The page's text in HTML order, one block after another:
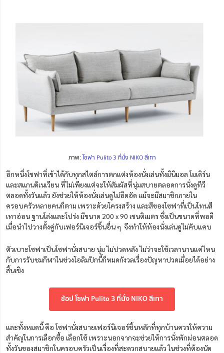
ภาพ:โซฟา Pulito 3 ที่นั่ง NIKO สีเทา
อีกหนึ่งโซฟาที่เข้าได้กับทุกสไตล์การตกแต่งห้องนั่งเล่นทั้งมินิมอล โมเดิร์น
และสแกนดิเนเวียน ที่ไม่เพียงแต่จะให้สัมผัสที่นุ่มสบายตลอดการนั่งดูทีวี
ตลอดทั้งวันแล้ว ยังช่วยให้ห้องนั่งเล่นดูไม่อึดอัด แม้จะมีสมาชิกภายใน
ครอบครัวหลายคนก็ตาม เพราะด้วยโครงสร้าง และสีของโซฟาที่เป็นโทนสี
เทาอ่อน ฐานโล่งและโปร่ง มีขนาด 200 x 90 เซนติเมตร ซึ่งเป็นขนาดที่พอดี
เมื่อนำไปวางตั้งคู่กับเฟอร์นิเจอร์ชิ้นอื่น ๆ จึงทำให้ห้องนั่งเล่นดูไม่คับแคบ
ตัวเบาะโซฟาเป็นโซฟานั่งสบาย นุ่ม ไม่ปวดหลัง ไม่ว่าจะใช้เวลานานแค่ไหน
กับการรับชมกีฬาในช่วงโอลิมปิกนี้ก็หมดกังวลเรื่องปัญหาปวดเมื่อยได้อย่าง
สิ้นเชิง
ช้อป โซฟา Pulito 3 ที่นั่ง NIKO สีเทา
และทั้งหมดนี้ คือ โซฟานั่งสบายเฟอร์นิเจอร์ชิ้นหลักที่ทุกบ้านควรให้ความ
สำคัญในการเลือกซื้อ เลือกใช้ เพราะนอกจากจะช่วยให้การนั่งพักผ่อนตลอด
ทั้งวันของสมาชิกในครอบครัวเป็นเรื่องที่สะดวกสบายแล้ว ในช่วงที่ต้องนัด